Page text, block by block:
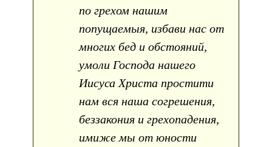
по грехом нашим
попущаемыя, избави нас от
многих бед и обстояний,
умоли Господа нашего
Иисуса Христа простити
нам вся наша согрешения,
беззакония и грехопадения,
имиже мы от юности